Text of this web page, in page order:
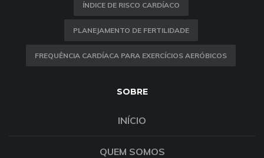
ÍNDICE DE RISCO CARDÍACO
PLANEJAMENTO DE FERTILIDADE
FREQUÊNCIA CARDÍACA PARA EXERCÍCIOS AERÓBICOS
SOBRE
INÍCIO
QUEM SOMOS